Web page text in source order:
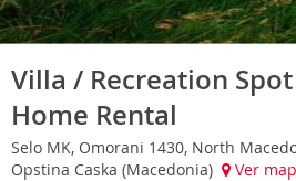
Villa / Recreation Spot
Home Rental
Selo MK, Omorani 1430, North
Opstina Caska (Macedonia)
Ver